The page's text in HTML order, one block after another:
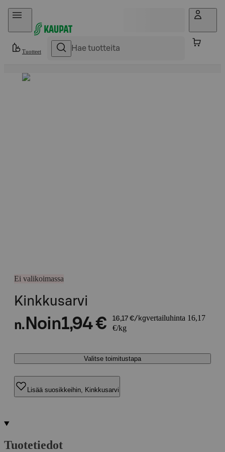
Hyppää sisältöön
Tuotteet
Ei valikoimassa
Kinkkusarvi
n. Noin1,94 € 16,17 €/kgvertailuhinta 16,17
€/kg
Valitse toimitustapa
Lisää suosikkeihin, Kinkkusarvi
Tuotetiedot